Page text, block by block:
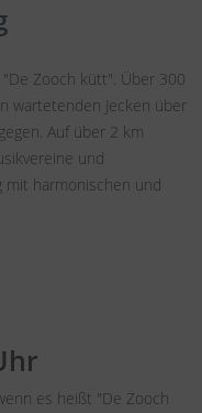
Zooch kütt". Über 300
wartetenden Jecken über
Auf über 2 km
und
mit harmonischen und
es heißt "De Zooch